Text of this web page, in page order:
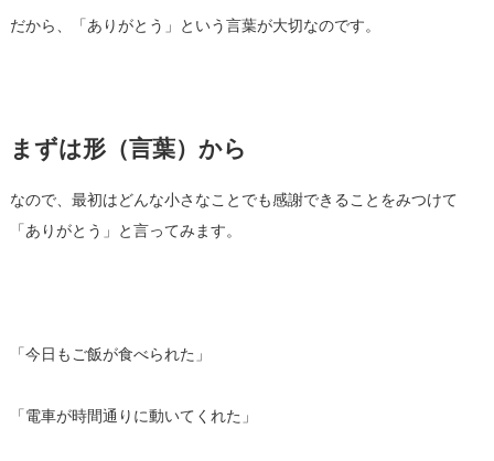
だから、「ありがとう」という言葉が大切なのです。
まずは形（言葉）から
なので、最初はどんな小さなことでも感謝できることをみつけて
「ありがとう」と言ってみます。
「今日もご飯が食べられた」
「電車が時間通りに動いてくれた」